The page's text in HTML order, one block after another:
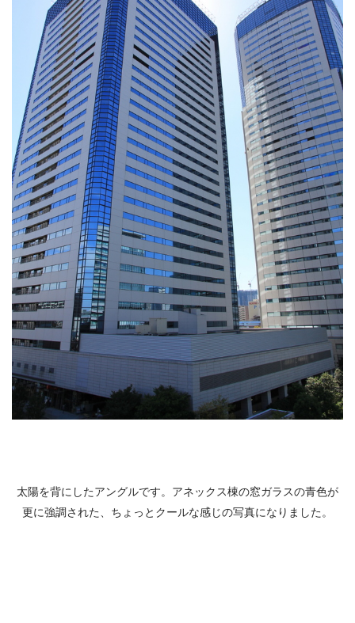
太陽を背にしたアングルです。アネックス棟の窓ガラスの青色が
更に強調された、ちょっとクールな感じの写真になりました。